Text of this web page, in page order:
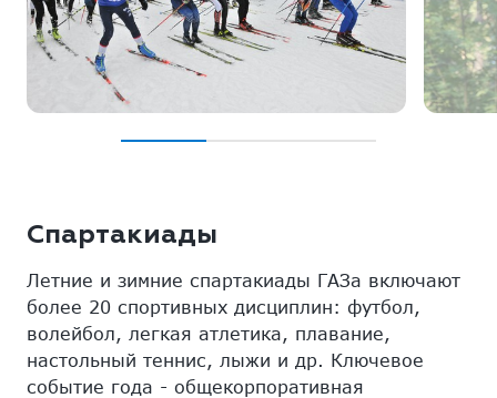
Спартакиады
Летние и зимние спартакиады ГАЗа включают
более 20 спортивных дисциплин: футбол,
волейбол, легкая атлетика, плавание,
настольный теннис, лыжи и др. Ключевое
событие года - общекорпоративная